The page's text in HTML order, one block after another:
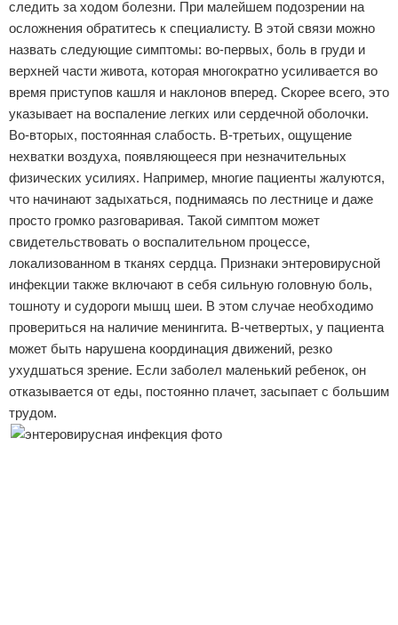
следить за ходом болезни. При малейшем подозрении на
осложнения обратитесь к специалисту. В этой связи можно
назвать следующие симптомы: во-первых, боль в груди и
верхней части живота, которая многократно усиливается во
время приступов кашля и наклонов вперед. Скорее всего, это
указывает на воспаление легких или сердечной оболочки.
Во-вторых, постоянная слабость. В-третьих, ощущение
нехватки воздуха, появляющееся при незначительных
физических усилиях. Например, многие пациенты жалуются,
что начинают задыхаться, поднимаясь по лестнице и даже
просто громко разговаривая. Такой симптом может
свидетельствовать о воспалительном процессе,
локализованном в тканях сердца. Признаки энтеровирусной
инфекции также включают в себя сильную головную боль,
тошноту и судороги мышц шеи. В этом случае необходимо
провериться на наличие менингита. В-четвертых, у пациента
может быть нарушена координация движений, резко
ухудшаться зрение. Если заболел маленький ребенок, он
отказывается от еды, постоянно плачет, засыпает с большим
трудом.